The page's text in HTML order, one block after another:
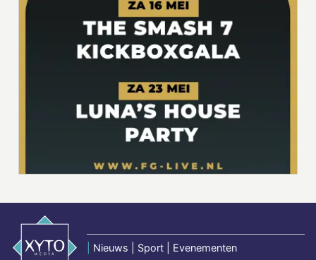
Nieuws | Sport | Evenementen